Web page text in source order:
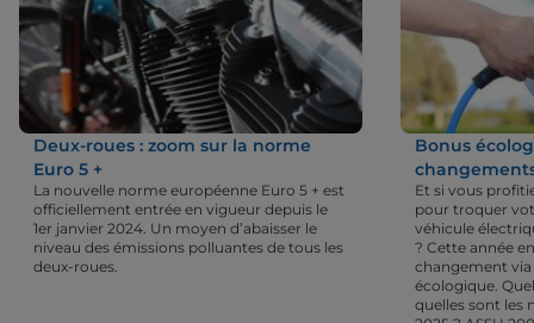
Deux-roues : zoom sur la norme
Euro 5 +
La nouvelle norme européenne Euro 5 + est
officiellement entrée en vigueur depuis le
1er janvier 2024. Un moyen d’abaisser le
niveau des émissions polluantes de tous les
deux-roues.
Bonus
Et si vous
pour troquer
véhicule
? Cette année
changement
écologique.
quelles sont les